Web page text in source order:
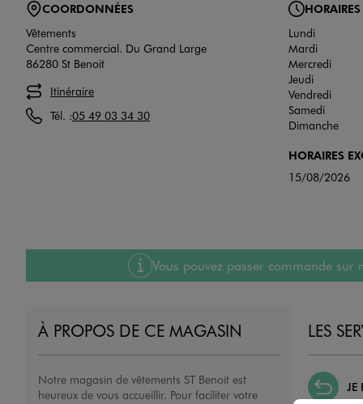
COORDONNÉES
Vêtements
Centre commercial. Du Grand Large
86280 St Benoit
Itinéraire
Tél. :05 49 03 34 30
HORAIRES
Lundi
Mardi
Mercredi
Jeudi
Vendredi
Samedi
Dimanche
HORAIRES
15/08/2026
Vous pouvez passer commande
À PROPOS DE CE MAGASIN
Notre magasin de vêtements ST Benoit est
heureux de vous accueillir. Pour faciliter votre
LES
JE